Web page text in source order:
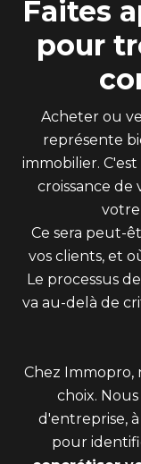
Faites
pour
Acheter ou
représente
immobilier.
croissance
votre
Ce sera peut-
vos clients, et
Le processus
va au-delà de
Chez Immopro,
choix.
d'entreprise,
pour